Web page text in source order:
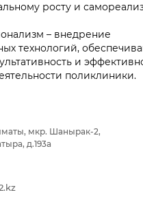
росту и
– внедрение
технологий,
и
поликлиники.
мкр. Шанырак-2,
д.193а